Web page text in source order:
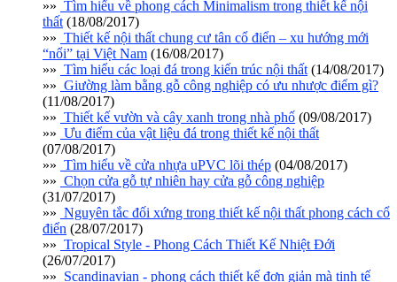
»» Tìm hiểu về phong cách Minimalism trong thiết kế nội
thất (18/08/2017)
»» Thiết kế nội thất chung cư tân cổ điển – xu hướng mới
“nổi” tại Việt Nam (16/08/2017)
»» Tìm hiểu các loại đá trong kiến trúc nội thất (14/08/2017)
»» Giường làm bằng gỗ công nghiệp có ưu nhược điểm gì?
(11/08/2017)
»» Thiết kế vườn và cây xanh trong nhà phố (09/08/2017)
»» Ưu điểm của vật liệu đá trong thiết kế nội thất
(07/08/2017)
»» Tìm hiểu về cửa nhựa uPVC lõi thép (04/08/2017)
»» Chọn cửa gỗ tự nhiên hay cửa gỗ công nghiệp
(31/07/2017)
»» Nguyên tắc đối xứng trong thiết kế nội thất phong cách cổ
điển (28/07/2017)
»» Tropical Style - Phong Cách Thiết Kế Nhiệt Đới
(26/07/2017)
»» Scandinavian - phong cách thiết kế đơn giản mà tinh tế